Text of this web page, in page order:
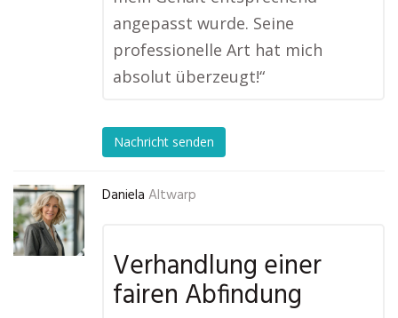
angepasst wurde. Seine
professionelle Art hat mich
absolut überzeugt!“
Nachricht senden
Daniela Altwarp
Verhandlung einer
fairen Abfindung